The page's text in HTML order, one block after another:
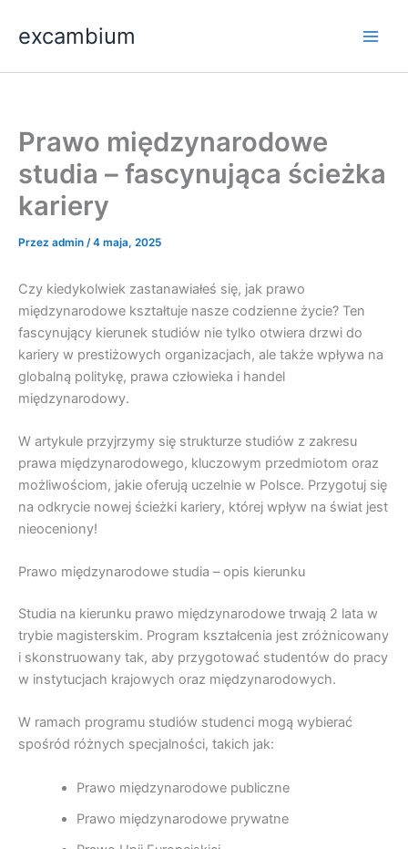
excambium
Prawo międzynarodowe
studia – fascynująca ścieżka
kariery
Przez admin /4 maja, 2025
Czy kiedykolwiek zastanawiałeś się, jak prawo
międzynarodowe kształtuje nasze codzienne życie? Ten
fascynujący kierunek studiów nie tylko otwiera drzwi do
kariery w prestiżowych organizacjach, ale także wpływa na
globalną politykę, prawa człowieka i handel
międzynarodowy.
W artykule przyjrzymy się strukturze studiów z zakresu
prawa międzynarodowego, kluczowym przedmiotom oraz
możliwościom, jakie oferują uczelnie w Polsce. Przygotuj się
na odkrycie nowej ścieżki kariery, której wpływ na świat jest
nieoceniony!
Prawo międzynarodowe studia – opis kierunku
Studia na kierunku prawo międzynarodowe trwają 2 lata w
trybie magisterskim. Program kształcenia jest zróżnicowany
i skonstruowany tak, aby przygotować studentów do pracy
w instytucjach krajowych oraz międzynarodowych.
W ramach programu studiów studenci mogą wybierać
spośród różnych specjalności, takich jak:
Prawo międzynarodowe publiczne
Prawo międzynarodowe prywatne